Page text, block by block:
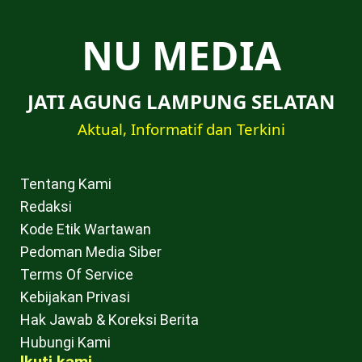
NU MEDIA
JATI AGUNG LAMPUNG SELATAN
Aktual, Informatif dan Terkini
Tentang Kami
Redaksi
Kode Etik Wartawan
Pedoman Media Siber
Terms Of Service
Kebijakan Privasi
Hak Jawab & Koreksi Berita
Hubungi Kami